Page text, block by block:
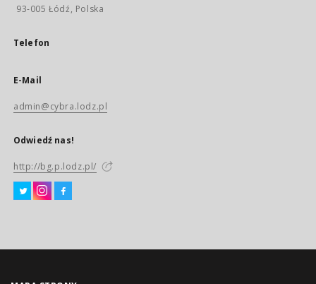
93-005 Łódź, Polska
Telefon
E-Mail
admin@cybra.lodz.pl
Odwiedź nas!
http://bg.p.lodz.pl/